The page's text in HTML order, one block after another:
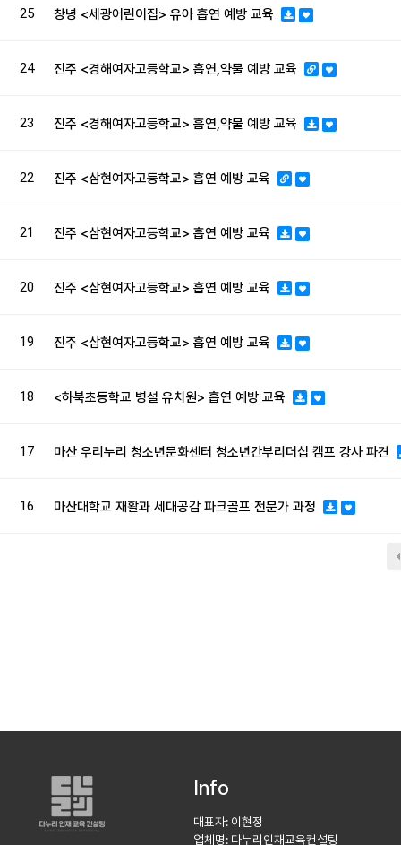
25 창녕 <세광어린이집> 유아 흡연 예방 교육
24 진주 <경해여자고등학교> 흡연,약물 예방 교육
23 진주 <경해여자고등학교> 흡연,약물 예방 교육
22 진주 <삼현여자고등학교> 흡연 예방 교육
21 진주 <삼현여자고등학교> 흡연 예방 교육
20 진주 <삼현여자고등학교> 흡연 예방 교육
19 진주 <삼현여자고등학교> 흡연 예방 교육
18 <하북초등학교 병설 유치원> 흡연 예방 교육
17 마산 우리누리 청소년문화센터 청소년간부리더십 캠프 강사 파견
16 마산대학교 재활과 세대공감 파크골프 전문가 과정
Info
대표자: 이현정
업체명: 다누리인재교육컨설팅